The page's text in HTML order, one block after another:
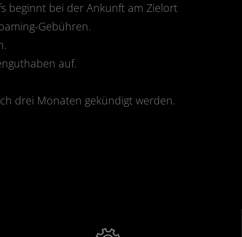
beginnt bei der Ankunft am Zielort
Gebühren.
auf.
drei Monaten gekündigt werden.